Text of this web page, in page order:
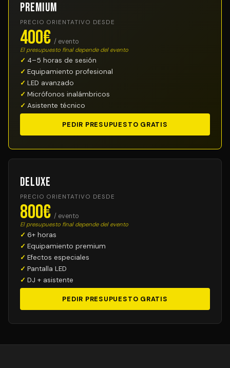
Premium
PRECIO ORIENTATIVO DESDE
400€ / evento
El presupuesto final depende del evento
4–5 horas de sesión
Equipamiento profesional
LED avanzado
Micrófonos inalámbricos
Asistente técnico
PEDIR PRESUPUESTO GRATIS
Deluxe
PRECIO ORIENTATIVO DESDE
800€ / evento
El presupuesto final depende del evento
6+ horas
Equipamiento premium
Efectos especiales
Pantalla LED
DJ + asistente
PEDIR PRESUPUESTO GRATIS